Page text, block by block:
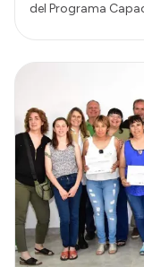
del Programa